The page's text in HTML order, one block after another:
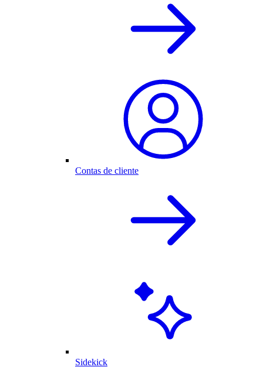
Contas de cliente
Sidekick